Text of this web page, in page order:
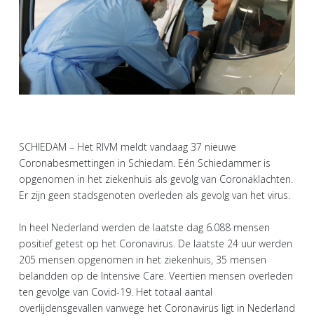
SCHIEDAM – Het RIVM meldt vandaag 37 nieuwe
Coronabesmettingen in Schiedam. Eén Schiedammer is
opgenomen in het ziekenhuis als gevolg van Coronaklachten.
Er zijn geen stadsgenoten overleden als gevolg van het virus.
In heel Nederland werden de laatste dag 6.088 mensen
positief getest op het Coronavirus. De laatste 24 uur werden
205 mensen opgenomen in het ziekenhuis, 35 mensen
belandden op de Intensive Care. Veertien mensen overleden
ten gevolge van Covid-19. Het totaal aantal
overlijdensgevallen vanwege het Coronavirus ligt in Nederland